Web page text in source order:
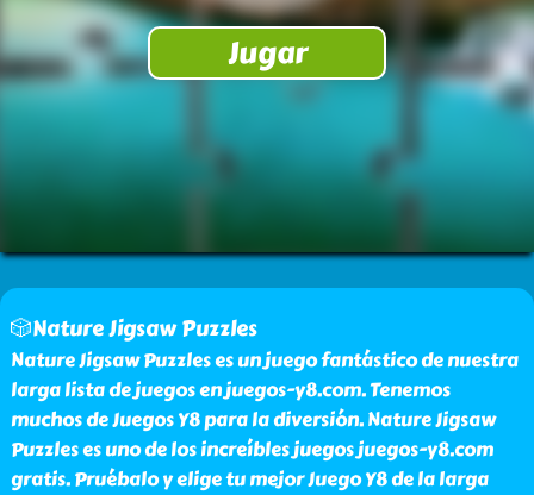
🎲Nature Jigsaw Puzzles
Nature Jigsaw Puzzles es un juego fantástico de nuestra
larga lista de juegos en juegos-y8.com. Tenemos
muchos de Juegos Y8 para la diversión. Nature Jigsaw
Puzzles es uno de los increíbles juegos juegos-y8.com
gratis. Pruébalo y elige tu mejor Juego Y8 de la larga